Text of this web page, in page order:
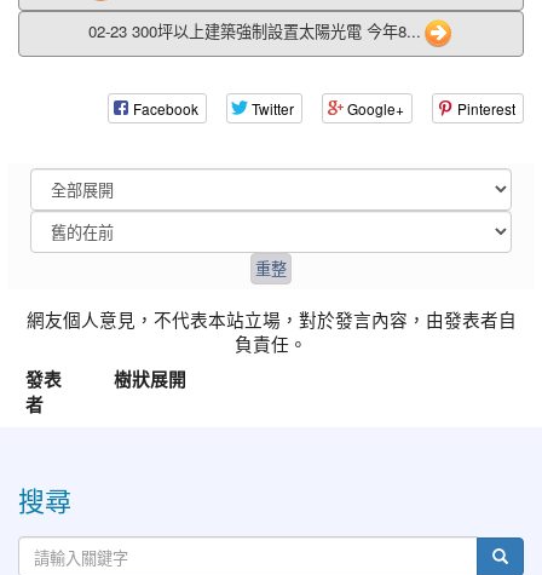
02-23 300坪以上建築強制設置太陽光電 今年8...
Facebook Twitter Google+ Pinterest
網友個人意見，不代表本站立場，對於發言內容，由發表者自
負責任。
發表
者
樹狀展開
搜尋